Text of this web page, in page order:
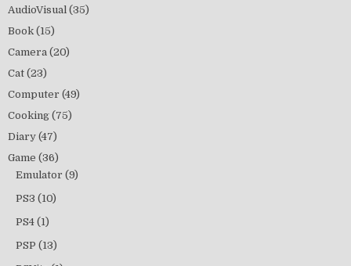
AudioVisual (35)
Book (15)
Camera (20)
Cat (23)
Computer (49)
Cooking (75)
Diary (47)
Game (36)
Emulator (9)
PS3 (10)
PS4 (1)
PSP (13)